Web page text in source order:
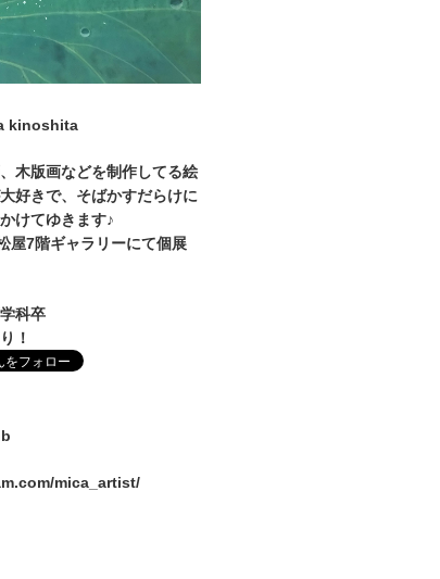
kinoshita
木版画などを制作してる絵
好きで、そばかすだらけに
けてゆきます♪
7階ギャラリーにて個展
科卒
！
mica_artist/